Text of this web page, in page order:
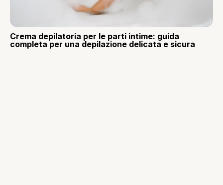
Crema depilatoria per le parti intime: guida
completa per una depilazione delicata e sicura